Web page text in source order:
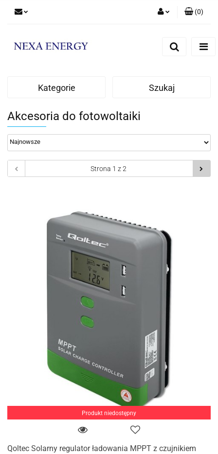
(0)
Kategorie Szukaj
Akcesoria do fotowoltaiki
Produkt niedostępny
Qoltec Solarny regulator ładowania MPPT z czujnikiem